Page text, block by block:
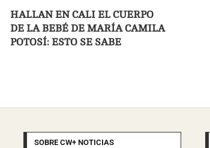
HALLAN EN CALI EL CUERPO
DE LA BEBÉ DE MARÍA CAMILA
POTOSÍ: ESTO SE SABE
SOBRE CW+ NOTICIAS